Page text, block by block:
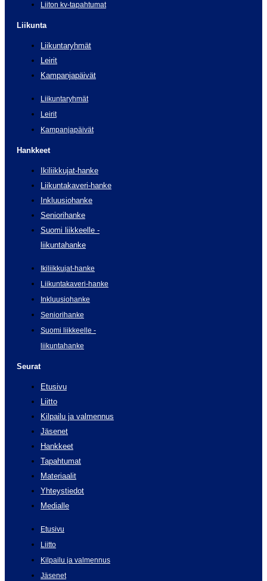
Liiton kv-tapahtumat
Liikunta
Liikuntaryhmät
Leirit
Kampanjapäivät
Liikuntaryhmät
Leirit
Kampanjapäivät
Hankkeet
Ikiliikkujat-hanke
Liikuntakaveri-hanke
Inkluusiohanke
Seniorihanke
Suomi liikkeelle -
liikuntahanke
Ikiliikkujat-hanke
Liikuntakaveri-hanke
Inkluusiohanke
Seniorihanke
Suomi liikkeelle -
liikuntahanke
Seurat
Etusivu
Liitto
Kilpailu ja valmennus
Jäsenet
Hankkeet
Tapahtumat
Materiaalit
Yhteystiedot
Medialle
Etusivu
Liitto
Kilpailu ja valmennus
Jäsenet